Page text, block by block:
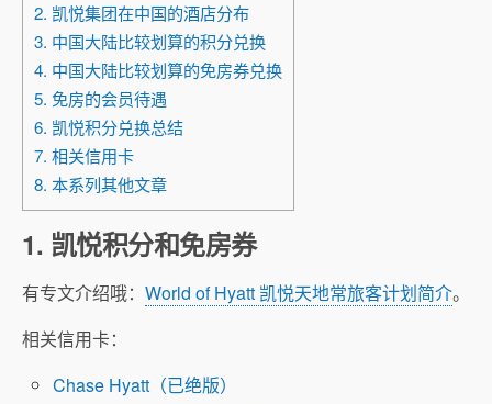
2. 凯悦集团在中国的酒店分布
3. 中国大陆比较划算的积分兑换
4. 中国大陆比较划算的免房券兑换
5. 免房的会员待遇
6. 凯悦积分兑换总结
7. 相关信用卡
8. 本系列其他文章
1. 凯悦积分和免房券
有专文介绍哦： World of Hyatt 凯悦天地常旅客计划简介。
相关信用卡：
Chase Hyatt（已绝版）